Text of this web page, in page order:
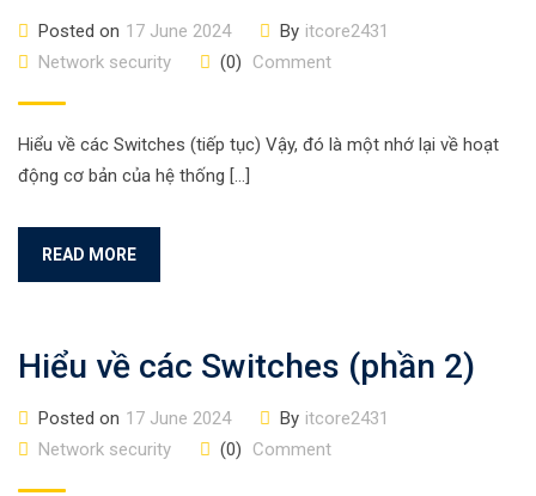
Posted on 17 June 2024 By itcore2431
Network security
(0) Comment
Hiểu về các Switches (tiếp tục) Vậy, đó là một nhớ lại về hoạt
động cơ bản của hệ thống […]
READ MORE
Hiểu về các Switches (phần 2)
Posted on 17 June 2024 By itcore2431
Network security
(0) Comment